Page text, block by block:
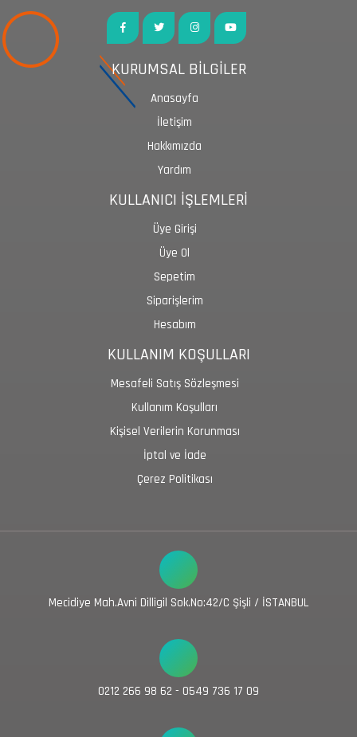
KURUMSAL BİLGİLER
Anasayfa
İletişim
Hakkımızda
Yardım
KULLANICI İŞLEMLERİ
Üye Girişi
Üye Ol
Sepetim
Siparişlerim
Hesabım
KULLANIM KOŞULLARI
Mesafeli Satış Sözleşmesi
Kullanım Koşulları
Kişisel Verilerin Korunması
İptal ve İade
Çerez Politikası
Mecidiye Mah.Avni Dilligil Sok.No:42/C Şişli / İSTANBUL
0212 266 98 62 - 0549 736 17 09